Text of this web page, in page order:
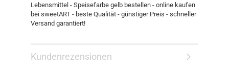
Lebensmittel - Speisefarbe gelb bestellen - online kaufen
bei sweetART - beste Qualität - günstiger Preis - schneller
Versand garantiert!
Kundenrezensionen